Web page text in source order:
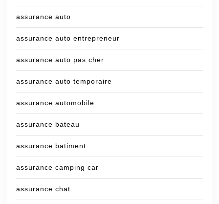
assurance auto
assurance auto entrepreneur
assurance auto pas cher
assurance auto temporaire
assurance automobile
assurance bateau
assurance batiment
assurance camping car
assurance chat